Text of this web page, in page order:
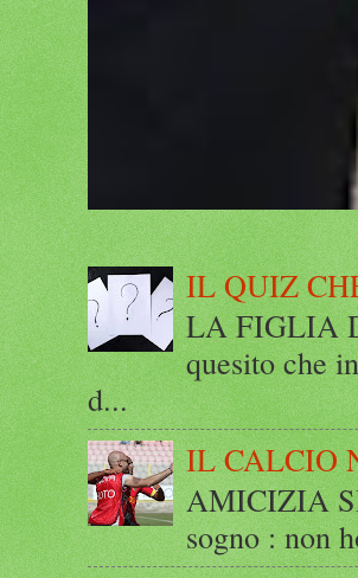
IL QUIZ
LA FIGLIA
quesito che
d...
IL CALCIO
AMICIZIA
sogno : non